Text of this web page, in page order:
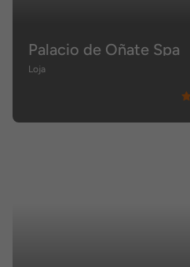
Palacio de Oñate Spa
Loja